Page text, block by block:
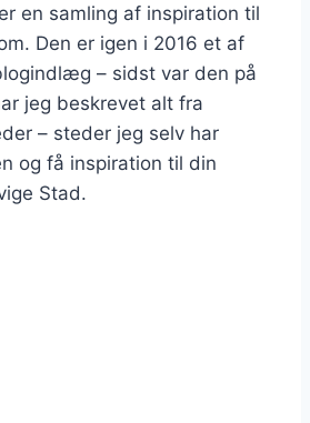
en samling af inspiration til
Den er igen i 2016 et af
– sidst var den på
jeg beskrevet alt fra
– steder jeg selv har
og få inspiration til din
Stad.